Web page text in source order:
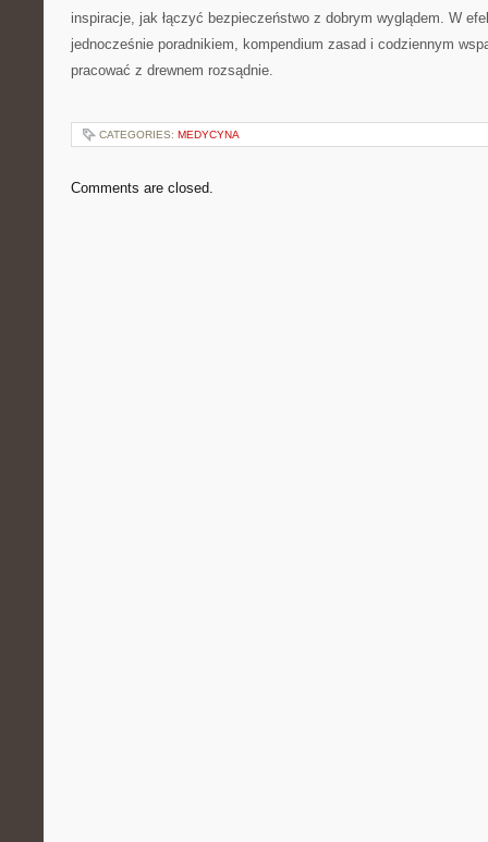
inspiracje, jak łączyć bezpieczeństwo z dobrym wyglądem. W
jednocześnie poradnikiem, kompendium zasad i codziennym
pracować z drewnem rozsądnie.
CATEGORIES: MEDYCYNA
Comments are closed.